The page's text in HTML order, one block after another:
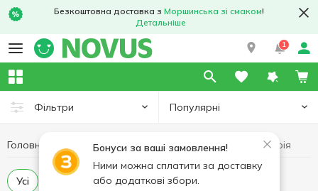
Безкоштовна доставка з Моршинська зі смаком!
Детальніше
1
Фільтри Популярні
Бонуси за ваші замовлення!
Ними можна сплатити за доставку
або додаткові збори.
Головна Гігієна та догляд Косметика та парфумерія
Усі Аксесуари для макіяжу